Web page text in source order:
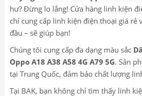
hư? Đừng lo lắng! Cửa hàng linh kiện
chỉ cung cấp linh kiện điện thoại giá rẻ
đầu – sẽ giúp bạn!
Chúng tôi cung cấp đa dạng màu sắc
Oppo A18 A38 A58 4G A79 5G. Sản
tại Trung Quốc, đảm bảo chất lượng
Tại BAK, bạn không chỉ tìm thấy linh